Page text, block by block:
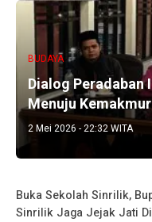
BUDAYA
Dialog Peradaban
Menuju
2 Mei 2026 - 22:32 WITA
Buka Sekolah Sinrilik,
Sinrilik Jaga Jejak Jati